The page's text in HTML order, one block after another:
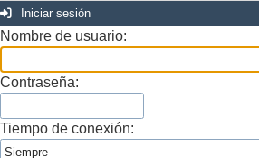
Iniciar sesión
Nombre de usuario:
Contraseña:
Tiempo de conexión: